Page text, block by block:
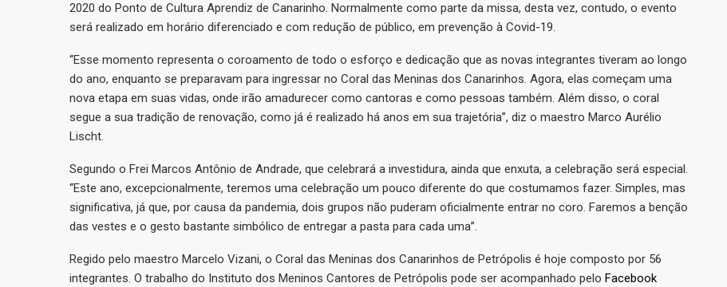
2020 do Ponto de Cultura Aprendiz de Canarinho. Normalmente como parte da missa, desta vez, contudo, o evento
será realizado em horário diferenciado e com redução de público, em prevenção à Covid-19.
“Esse momento representa o coroamento de todo o esforço e dedicação que as novas integrantes tiveram ao longo
do ano, enquanto se preparavam para ingressar no Coral das Meninas dos Canarinhos. Agora, elas começam uma
nova etapa em suas vidas, onde irão amadurecer como cantoras e como pessoas também. Além disso, o coral
segue a sua tradição de renovação, como já é realizado há anos em sua trajetória”, diz o maestro Marco Aurélio
Lischt.
Segundo o Frei Marcos Antônio de Andrade, que celebrará a investidura, ainda que enxuta, a celebração será especial.
“Este ano, excepcionalmente, teremos uma celebração um pouco diferente do que costumamos fazer. Simples, mas
significativa, já que, por causa da pandemia, dois grupos não puderam oficialmente entrar no coro. Faremos a benção
das vestes e o gesto bastante simbólico de entregar a pasta para cada uma”.
Regido pelo maestro Marcelo Vizani, o Coral das Meninas dos Canarinhos de Petrópolis é hoje composto por 56
integrantes. O trabalho do Instituto dos Meninos Cantores de Petrópolis pode ser acompanhado pelo Facebook